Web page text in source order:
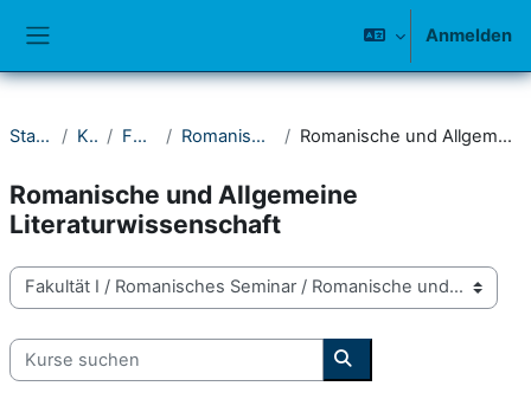
Anmelden
Startseite Kurse Fakultät I Romanisches Seminar Romanische und Allgemeine Literaturwissenschaft
Romanische und Allgemeine
Literaturwissenschaft
Kursbereiche
Kurse suchen
Kurse suchen